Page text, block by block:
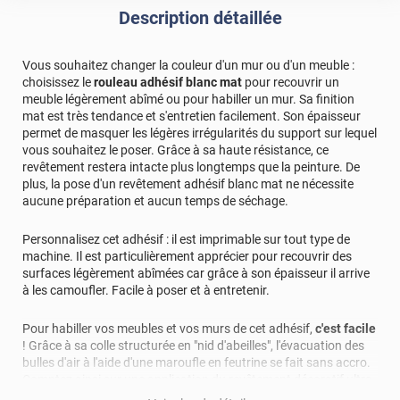
Bonjour, Merci pour votre évaluation positive ! Nous
expérience avec Luminis Films. La satisfaction de nos
clients est notre priorité absolue, et nous sommes
ravis de constater que nous avons pu répondre à vos
attentes. Cordialement, L'équipe Luminis Films
*****
Il y a 1096 jours
Il est de bonne qualité.je l'utilise pour ma cuisine.
Le résultat est parfait, le mise en forme s'est parfaitement
adapté au arrondi. excellent produit
*****
Il y a 1216 jours
meubles de mon van qui étaient rouges pompier d origine.
Super résultat et couvrant à 100%
*****
Il y a 1455 jours
Description détaillée
Vous souhaitez changer la couleur d'un mur ou d'un meuble :
choisissez lerouleau adhésif blanc mat pour recouvrir un
meuble légèrement abîmé ou pour habiller un mur. Sa finition
mat est très tendance et s'entretien facilement. Son épaisseur
permet de masquer les légères irrégularités du support sur lequel
vous souhaitez le poser. Grâce à sa haute résistance, ce
revêtement restera intacte plus longtemps que la peinture. De
plus, la pose d'un revêtement adhésif blanc mat ne nécessite
aucune préparation et aucun temps de séchage.
Personnalisez cet adhésif : il est imprimable sur tout type de
machine. Il est particulièrement apprécier pour recouvrir des
surfaces légèrement abîmées car grâce à son épaisseur il arrive
à les camoufler. Facile à poser et à entretenir.
Pour habiller vos meubles et vos murs de cet adhésif, c'est facile
! Grâce à sa colle structurée en "nid d'abeilles", l'évacuation des
bulles d'air à l'aide d'une maroufle en feutrine se fait sans accro.
rapide et simple qui ne nécessite aucun travaux. De plus, ce